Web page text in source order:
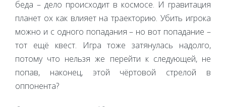
беда – дело происходит в космосе. И гравитация
планет ох как влияет на траекторию. Убить игрока
можно и с одного попадания – но вот попадание –
тот ещё квест. Игра тоже затянулась надолго,
потому что нельзя же перейти к следующей, не
попав, наконец, этой чёртовой стрелой в
оппонента?